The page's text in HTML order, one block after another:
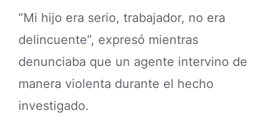
“Mi hijo era serio, trabajador, no era
delincuente”, expresó mientras
denunciaba que un agente intervino de
manera violenta durante el hecho
investigado.